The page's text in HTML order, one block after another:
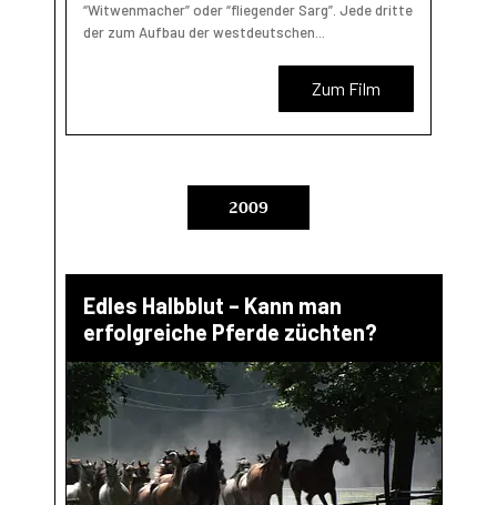
“Witwenmacher” oder “fliegender Sarg”. Jede dritte
der zum Aufbau der westdeutschen...
Zum Film
2009
Edles Halbblut – Kann man
erfolgreiche Pferde züchten?